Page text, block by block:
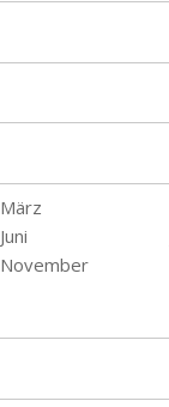
März
Juni
November